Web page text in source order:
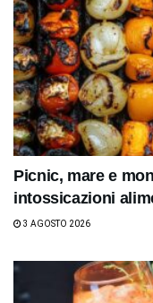
Picnic, mare e
intossicazioni
3 AGOSTO 2026